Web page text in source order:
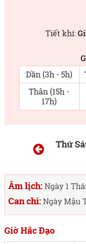
Tiết khí:
Dần (3h - 5h)
Thân (15h -
17h)
Thứ
Âm lịch:Ngày 1
Can chi:Ngày Mậu
Giờ Hắc Đạo